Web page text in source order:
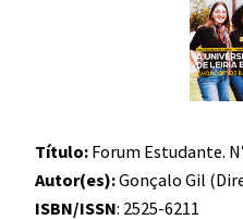
Título: Forum Estudante.
Autor(es):Gonçalo Gil
ISBN/ISSN: 2525-6211